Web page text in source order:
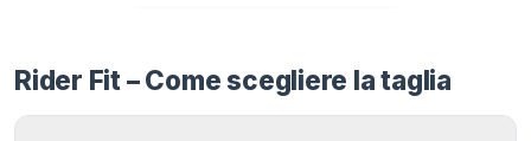
Rider Fit – Come scegliere la taglia